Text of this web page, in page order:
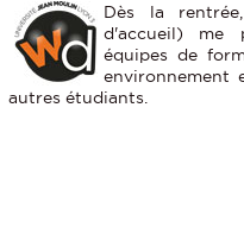
Dès la
d'accueil) me
équipes de
environnement
autres étudiants.